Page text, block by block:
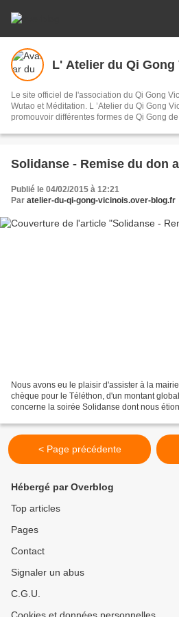
L' Atelier du Qi
Le site officiel de l'association du Qi Gong
Wutao et Méditation. L ’Atelier du Qi Gong
promouvoir différentes formes de Qi Gong
le Wutao art corporel par excellence,
Solidanse - Remise du don
Publié le 04/02/2015 à 12:21
Par atelier-du-qi-gong-vicinois.over-blog.fr
Nous avons eu le plaisir d'assister à la
chèque pour le Téléthon, d'un montant
concerne la soirée Solidanse dont nous
< Page précédente
Hébergé par Overblog
Top articles
Pages
Contact
Signaler un abus
C.G.U.